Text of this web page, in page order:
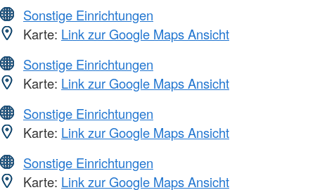
Sonstige Einrichtungen
Karte: Link zur Google Maps Ansicht
Sonstige Einrichtungen
Karte: Link zur Google Maps Ansicht
Sonstige Einrichtungen
Karte: Link zur Google Maps Ansicht
Sonstige Einrichtungen
Karte: Link zur Google Maps Ansicht